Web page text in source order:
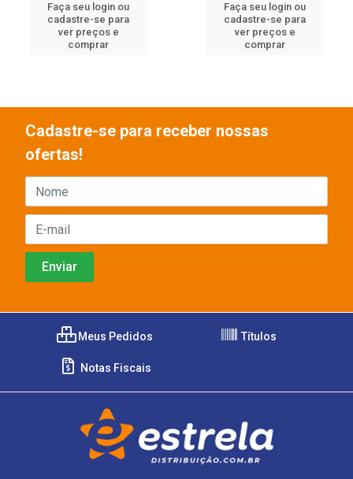
Faça seu login ou
cadastre-se para
ver preços e
comprar
Faça seu login ou
cadastre-se para
ver preços e
comprar
Cadastre-se para receber nossas
ofertas!
Meus Pedidos Títulos
Notas Fiscais